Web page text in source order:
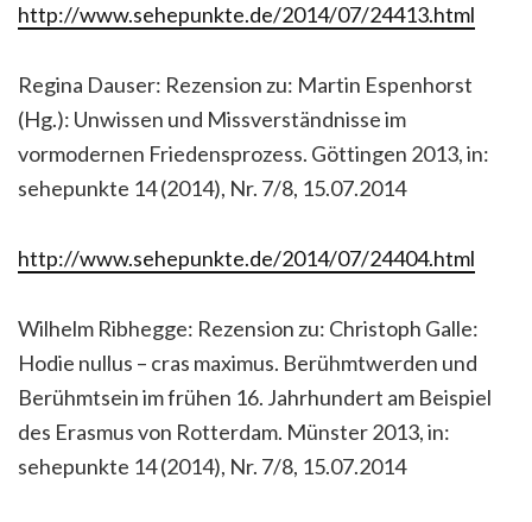
http://www.sehepunkte.de/2014/07/24413.html
Regina Dauser: Rezension zu: Martin Espenhorst
(Hg.): Unwissen und Missverständnisse im
vormodernen Friedensprozess. Göttingen 2013, in:
sehepunkte 14 (2014), Nr. 7/8, 15.07.2014
http://www.sehepunkte.de/2014/07/24404.html
Wilhelm Ribhegge: Rezension zu: Christoph Galle:
Hodie nullus – cras maximus. Berühmtwerden und
Berühmtsein im frühen 16. Jahrhundert am Beispiel
des Erasmus von Rotterdam. Münster 2013, in:
sehepunkte 14 (2014), Nr. 7/8, 15.07.2014